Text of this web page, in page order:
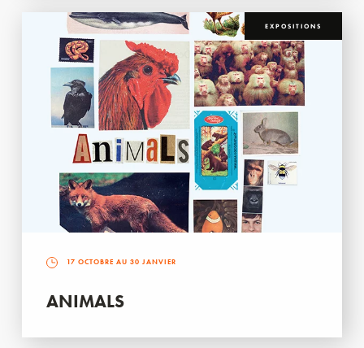
EXPOSITIONS
17 OCTOBRE AU 30 JANVIER
ANIMALS